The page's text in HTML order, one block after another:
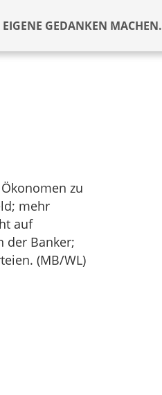
GEDANKEN MACHEN.
zu
mehr
auf
der Banker;
(MB/WL)